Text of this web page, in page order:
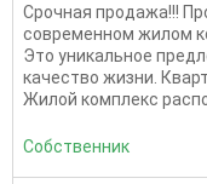
Срочная продажа!!!
современном жилом
Это уникальное
качество жизни.
Жилой комплекс
Собственник